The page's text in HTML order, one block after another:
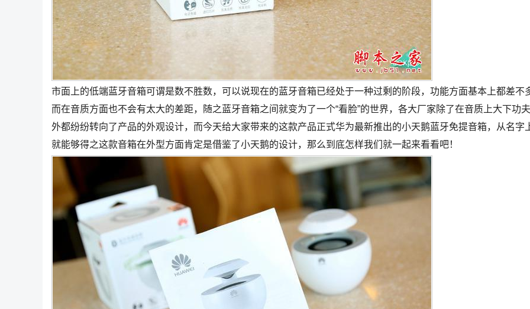
市面上的低端蓝牙音箱可谓是数不胜数，可以说现在的蓝牙音箱已经处于一种过剩的阶段，功能方面基本上都差不
而在音质方面也不会有太大的差距，随之蓝牙音箱之间就变为了一个“看脸”的世界，各大厂家除了在音质上大下功夫
外都纷纷转向了产品的外观设计，而今天给大家带来的这款产品正式华为最新推出的小天鹅蓝牙免提音箱，从名字
就能够得之这款音箱在外型方面肯定是借鉴了小天鹅的设计，那么到底怎样我们就一起来看看吧！